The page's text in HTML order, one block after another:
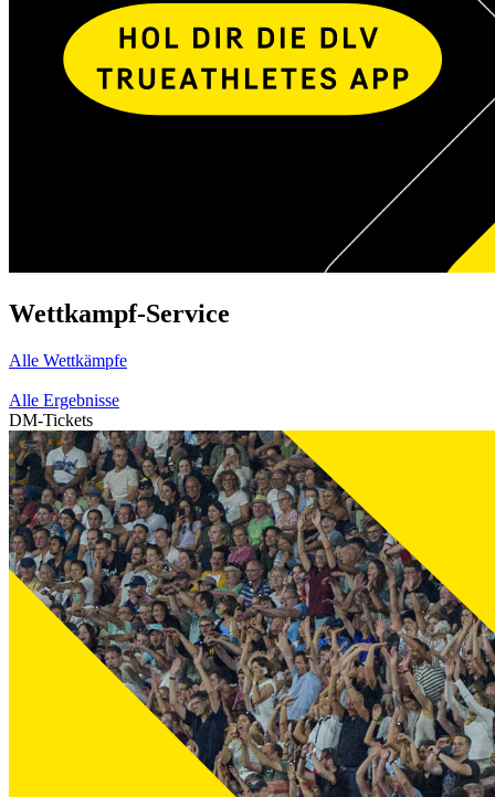
Wettkampf-Service
Alle Wettkämpfe
Alle Ergebnisse
DM-Tickets